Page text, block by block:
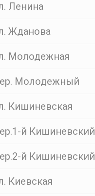
Ленина
Жданова
Молодежная
Молодежный
Кишиневская
й Кишиневский
й Кишиневский
Киевская